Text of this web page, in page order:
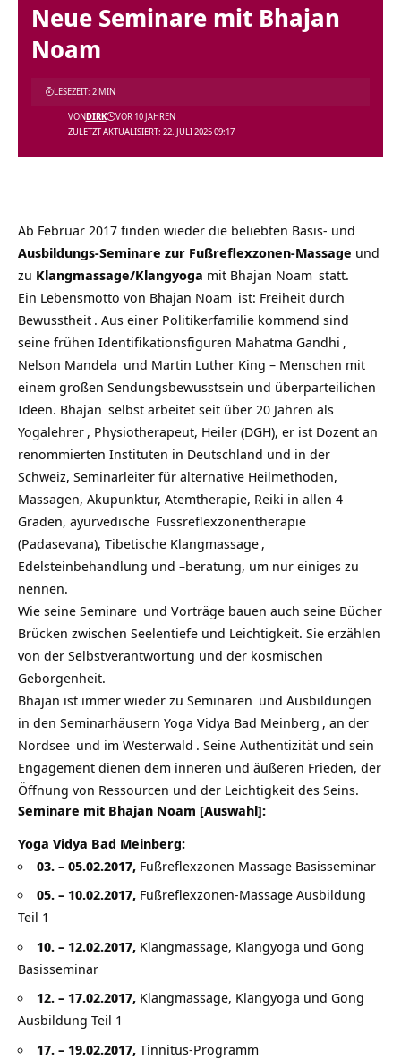
Neue Seminare mit Bhajan
Noam
ZULETZT AKTUALISIERT: 22. JULI 2025 09:17
VONDIRK VOR 10 JAHREN
LESEZEIT: 2 MIN
Ab Februar 2017 finden wieder die beliebten Basis- und
Ausbildungs-Seminare zur Fußreflexzonen-Massage und
zu Klangmassage/Klangyoga mit Bhajan Noam statt.
Ein Lebensmotto von Bhajan Noam ist: Freiheit durch
Bewusstheit . Aus einer Politikerfamilie kommend sind
seine frühen Identifikationsfiguren Mahatma Gandhi ,
Nelson Mandela und Martin Luther King – Menschen mit
einem großen Sendungsbewusstsein und überparteilichen
Ideen. Bhajan selbst arbeitet seit über 20 Jahren als
Yogalehrer , Physiotherapeut, Heiler (DGH), er ist Dozent an
renommierten Instituten in Deutschland und in der
Schweiz, Seminarleiter für alternative Heilmethoden,
Massagen, Akupunktur, Atemtherapie, Reiki in allen 4
Graden, ayurvedische Fussreflexzonentherapie
(Padasevana), Tibetische Klangmassage ,
Edelsteinbehandlung und –beratung, um nur einiges zu
nennen.
Wie seine Seminare und Vorträge bauen auch seine Bücher
Brücken zwischen Seelentiefe und Leichtigkeit. Sie erzählen
von der Selbstverantwortung und der kosmischen
Geborgenheit.
Bhajan ist immer wieder zu Seminaren und Ausbildungen
in den Seminarhäusern Yoga Vidya Bad Meinberg , an der
Nordsee und im Westerwald . Seine Authentizität und sein
Engagement dienen dem inneren und äußeren Frieden, der
Öffnung von Ressourcen und der Leichtigkeit des Seins.
Seminare mit Bhajan Noam [Auswahl]:
Yoga Vidya Bad Meinberg:
03. – 05.02.2017, Fußreflexzonen Massage Basisseminar
05. – 10.02.2017, Fußreflexzonen-Massage Ausbildung
Teil 1
10. – 12.02.2017, Klangmassage, Klangyoga und Gong
Basisseminar
12. – 17.02.2017, Klangmassage, Klangyoga und Gong
Ausbildung Teil 1
17. – 19.02.2017, Tinnitus-Programm